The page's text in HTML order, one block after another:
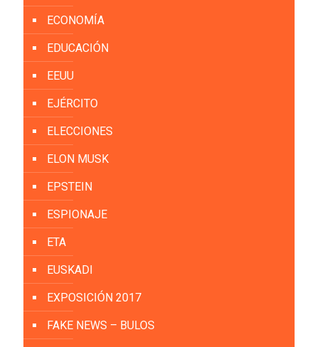
ECONOMÍA
EDUCACIÓN
EEUU
EJÉRCITO
ELECCIONES
ELON MUSK
EPSTEIN
ESPIONAJE
ETA
EUSKADI
EXPOSICIÓN 2017
FAKE NEWS – BULOS